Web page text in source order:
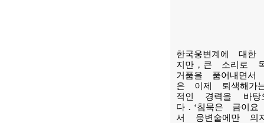
한국웅변계에 대
지만，큰 소리로
거품을 품어내면
은 이제 퇴색해가
적인 경력을 바
다．‘침묵은 금이
서 웅변술에만 의